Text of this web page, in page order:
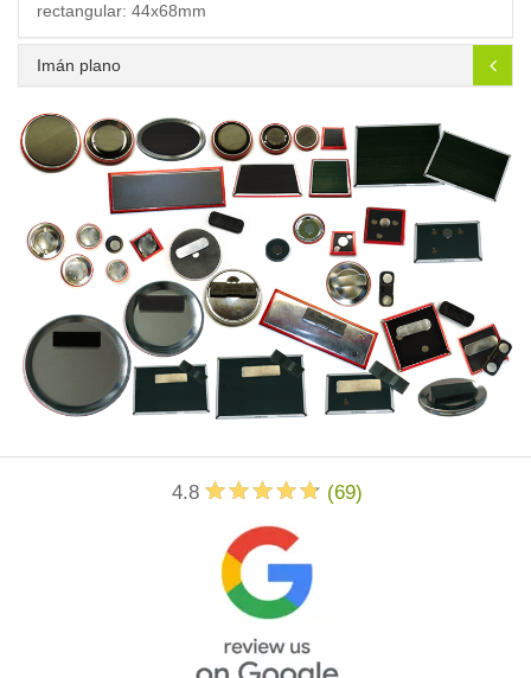
rectangular: 44x68mm
Imán plano
4.8 (69)